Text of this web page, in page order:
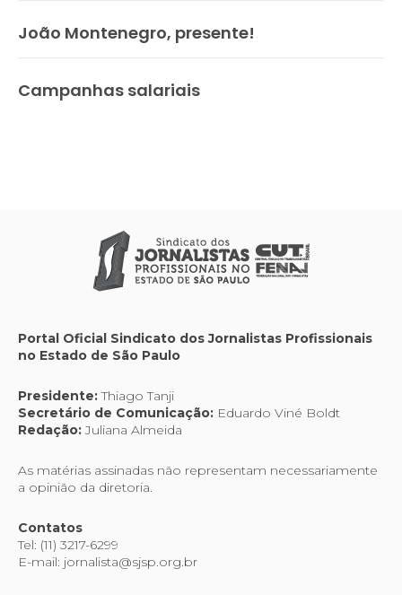
João Montenegro, presente!
Campanhas salariais
Portal Oficial Sindicato dos Jornalistas Profissionais
no Estado de São Paulo
Presidente:Thiago Tanji
Secretário de Comunicação: Eduardo Viné Boldt
Redação:Juliana Almeida
As matérias assinadas não representam necessariamente
a opinião da diretoria.
Contatos
Tel: (11) 3217-6299
E-mail: jornalista@sjsp.org.br